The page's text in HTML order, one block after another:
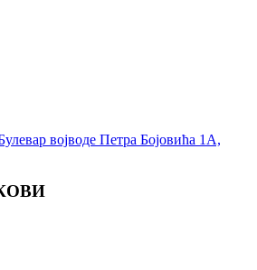
војводе Петра Бојовића 1А,